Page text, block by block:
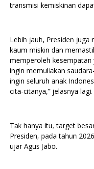
transmisi kemiskinan
Lebih jauh, Presiden juga
kaum miskin dan
memperoleh kesempatan
ingin memuliakan
ingin seluruh anak
cita-citanya,” jelasnya lagi.
Tak hanya itu, target
Presiden, pada tahun
ujar Agus Jabo.